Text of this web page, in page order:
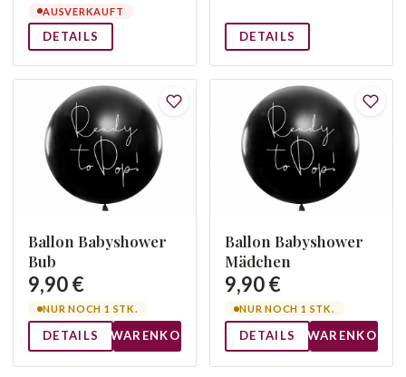
AUSVERKAUFT
DETAILS DETAILS
Ballon Babyshower
Bub
9,90 €
NUR NOCH 1 STK.
DETAILS WARENKORB
Ballon Babyshower
Mädchen
9,90 €
NUR NOCH 1 STK.
DETAILS WARENKORB